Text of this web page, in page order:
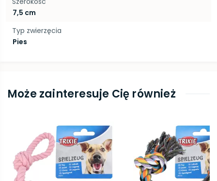
7,5 cm
Typ zwierzęcia
Pies
Może zainteresuje Cię również